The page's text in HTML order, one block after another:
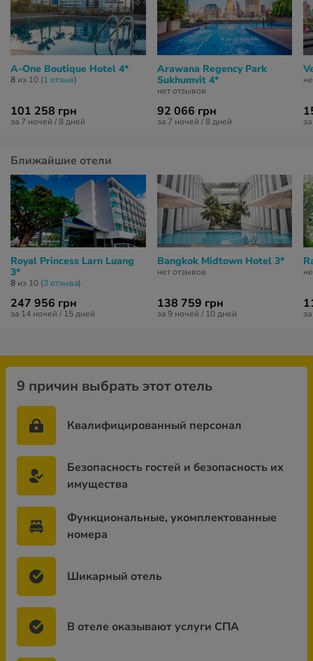
A-One Boutique Hotel 4*
8 из 10 (1 отзыв)
101 258 грн
за 7 ночей / 8 дней
Arawana Regency Park
Sukhumvit 4*
нет отзывов
92 066 грн
за 7 ночей / 8 дней
Ближайшие отели
Royal Princess Larn Luang
3*
8 из 10 (3 отзывa)
247 956 грн
за 14 ночей / 15 дней
Bangkok Midtown Hotel 3*
нет отзывов
138 759 грн
за 9 ночей / 10 дней
9 причин выбрать этот отель
Квалифицированный персонал
Безопасность гостей и безопасность их
имущества
Функциональные, укомплектованные
номера
Шикарный отель
В отеле оказывают услуги СПА